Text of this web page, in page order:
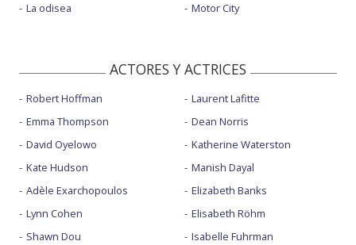
La odisea
Motor City
ACTORES Y ACTRICES
Robert Hoffman
Emma Thompson
David Oyelowo
Kate Hudson
Adèle Exarchopoulos
Lynn Cohen
Shawn Dou
Laurent Lafitte
Dean Norris
Katherine Waterston
Manish Dayal
Elizabeth Banks
Elisabeth Röhm
Isabelle Fuhrman